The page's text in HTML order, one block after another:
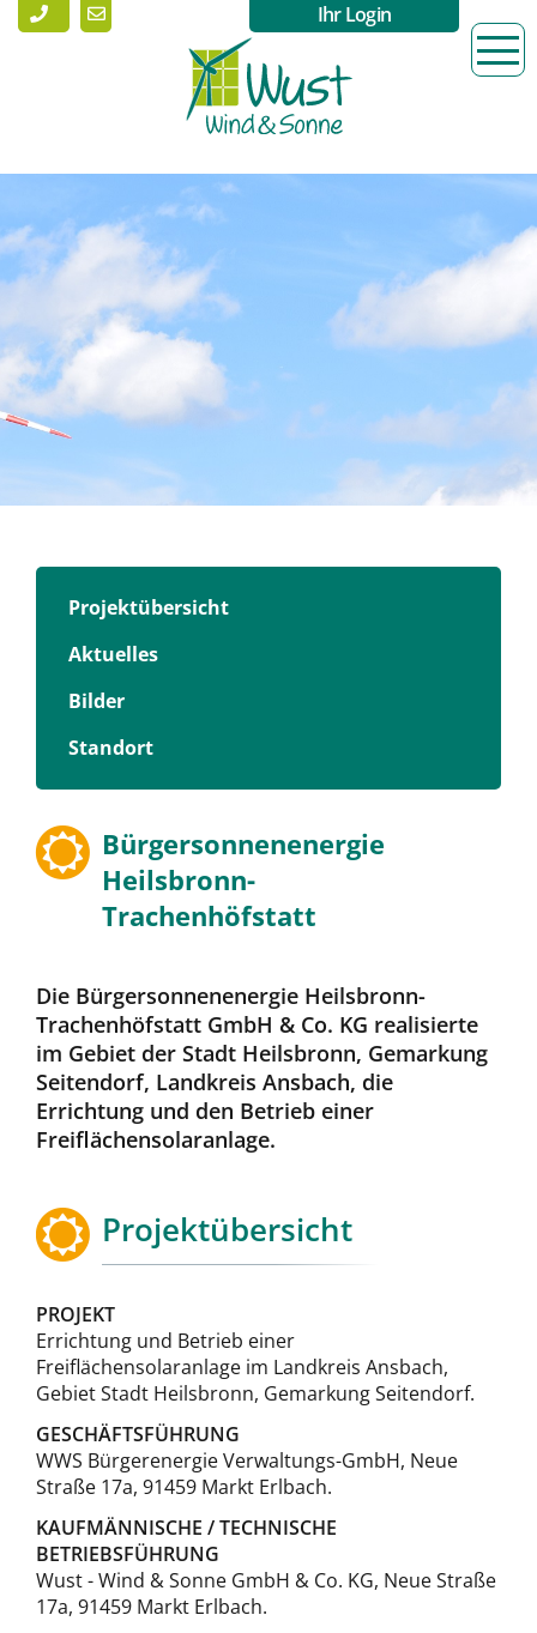
Ihr Login
Bürgersonnenenergie
Heilsbronn-
Trachenhöfstatt
Die Bürgersonnenenergie Heilsbronn-
Trachenhöfstatt GmbH & Co. KG realisierte
im Gebiet der Stadt Heilsbronn, Gemarkung
Seitendorf, Landkreis Ansbach, die
Errichtung und den Betrieb einer
Freiflächensolaranlage.
Projektübersicht
PROJEKT
Errichtung und Betrieb einer
Freiflächensolaranlage im Landkreis Ansbach,
Gebiet Stadt Heilsbronn, Gemarkung Seitendorf.
GESCHÄFTSFÜHRUNG
WWS Bürgerenergie Verwaltungs-GmbH, Neue
Straße 17a, 91459 Markt Erlbach.
KAUFMÄNNISCHE / TECHNISCHE
BETRIEBSFÜHRUNG
Wust - Wind & Sonne GmbH & Co. KG, Neue Straße
17a, 91459 Markt Erlbach.
Projektübersicht
Aktuelles
Bilder
Standort